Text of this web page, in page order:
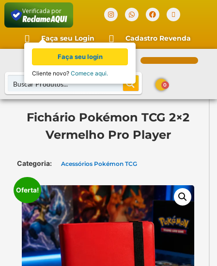
Verificada por
Faça seu Login Cadastro Revenda
0
Fichário Pokémon TCG 2×2
Vermelho Pro Player
Categoria: Acessórios Pokémon TCG
Oferta!
Faça seu login
Cliente novo? Comece aqui.